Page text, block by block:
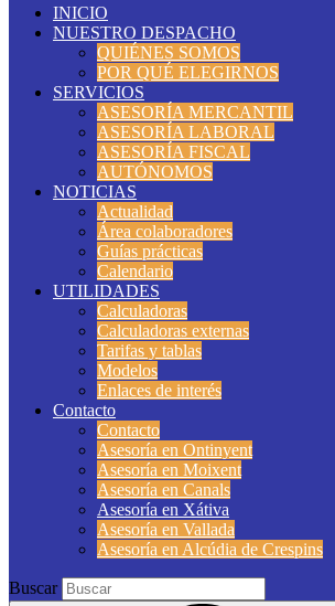
INICIO
NUESTRO DESPACHO
QUIÉNES SOMOS
POR QUÉ ELEGIRNOS
SERVICIOS
ASESORÍA MERCANTIL
ASESORÍA LABORAL
ASESORÍA FISCAL
AUTÓNOMOS
NOTICIAS
Actualidad
Área colaboradores
Guías prácticas
Calendario
UTILIDADES
Calculadoras
Calculadoras externas
Tarifas y tablas
Modelos
Enlaces de interés
Contacto
Contacto
Asesoría en Ontinyent
Asesoría en Moixent
Asesoría en Canals
Asesoría en Xátiva
Asesoría en Vallada
Asesoría en Alcúdia de Crespins
Buscar